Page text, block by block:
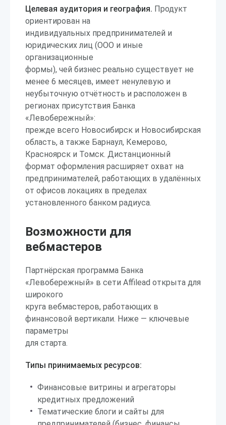
Целевая аудитория и география. Продукт
ориентирован на
индивидуальных предпринимателей и
юридических лиц (ООО и иные
организационные
формы), чей бизнес реально существует не
менее 6 месяцев, имеет ненулевую и
неубыточную отчётность и расположен в
регионах присутствия Банка
«Левобережный»:
прежде всего Новосибирск и Новосибирская
область, а также Барнаул, Кемерово,
Красноярск и Томск. Дистанционный
формат оформления расширяет охват на
предпринимателей, работающих в удалённых
от офисов локациях в пределах
установленного банком радиуса.
Возможности для
вебмастеров
Партнёрская программа Банка
«Левобережный» в сети Affilead открыта для
широкого
круга вебмастеров, работающих в
финансовой вертикали. Ниже — ключевые
параметры
для старта.
Типы принимаемых ресурсов:
Финансовые витрины и агрегаторы
кредитных предложений
Тематические блоги и сайты для